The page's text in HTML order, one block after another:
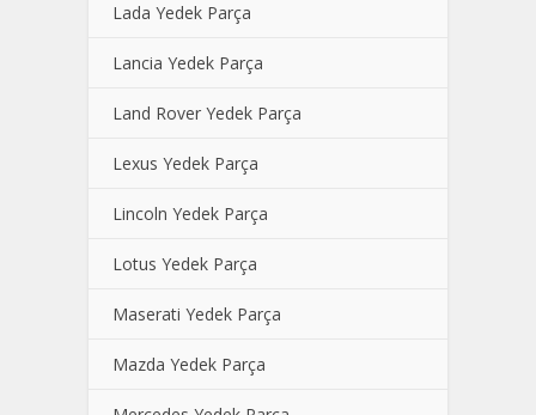
Lada Yedek Parça
Lancia Yedek Parça
Land Rover Yedek Parça
Lexus Yedek Parça
Lincoln Yedek Parça
Lotus Yedek Parça
Maserati Yedek Parça
Mazda Yedek Parça